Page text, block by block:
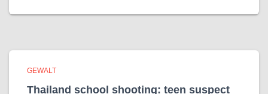
GEWALT
Thailand school shooting: teen suspect